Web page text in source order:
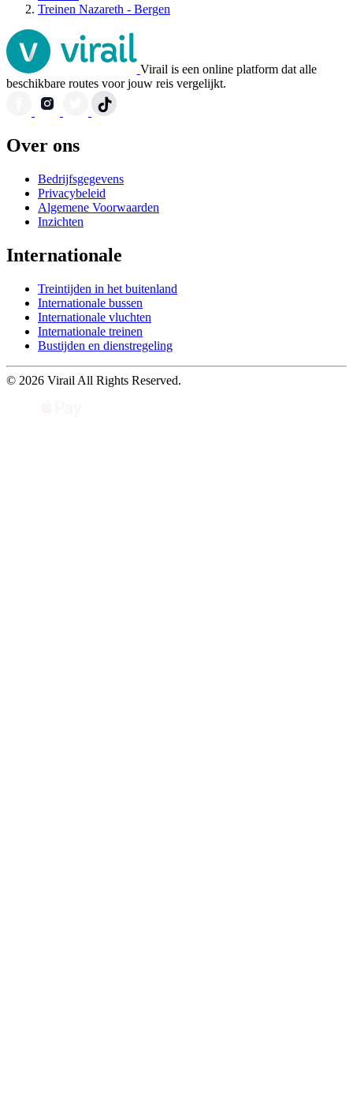
Treinen Nazareth - Bergen
Virail is een online platform dat alle
beschikbare routes voor jouw reis vergelijkt.
Over ons
Bedrijfsgegevens
Privacybeleid
Algemene Voorwaarden
Inzichten
Internationale
Treintijden in het buitenland
Internationale bussen
Internationale vluchten
Internationale treinen
Bustijden en dienstregeling
© 2026 Virail All Rights Reserved.